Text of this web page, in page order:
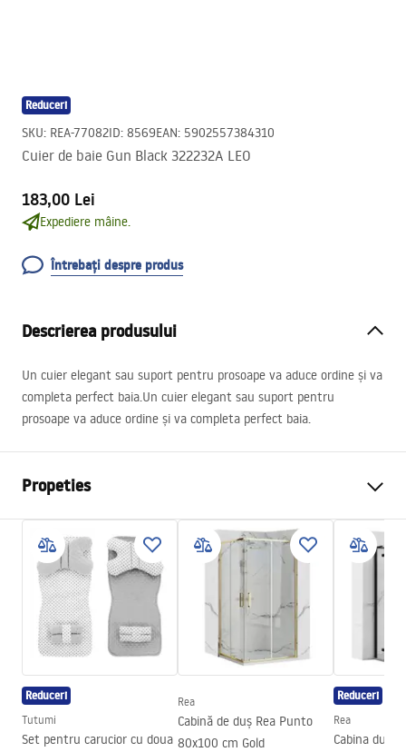
Reduceri
SKU: REA-77082ID: 8569EAN: 5902557384310
Cuier de baie Gun Black 322232A LEO
183,00 Lei
Expediere mâine.
Întrebați despre produs
Descrierea produsului
Un cuier elegant sau suport pentru prosoape va aduce ordine și va
completa perfect baia.Un cuier elegant sau suport pentru
prosoape va aduce ordine și va completa perfect baia.
Propeties
Culoare
Gri
Material
Metal
Metodă de montaj
Cu șuruburi
Latime
525
mm
Inalime
50mm
Adâncime
80mm
Serie
Garantie
24 luni
Reduceri
Tutumi
Set pentru carucior cu doua
Rea
Cabină de duș Rea Punto
80x100 cm Gold
Reduceri
Rea
Cabina dus